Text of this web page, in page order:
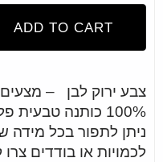
ADD TO CART
צבע ירוק לבן – מצעים
100% כותנה טבעית פלנל
ניתן לתפור בכל מידה
לכמויות או בודדים צרו קשר ב-